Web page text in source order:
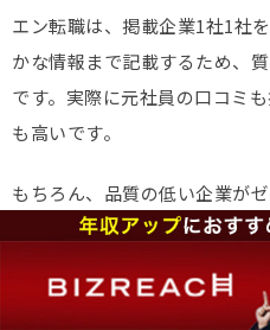
エン転職は、掲載企業1社1社
かな情報まで記載するため、
です。実際に元社員の口コミ
も高いです。
もちろん、品質の低い企業が
サイトに比べて品質は全体的
も求職者目線では有利になっ